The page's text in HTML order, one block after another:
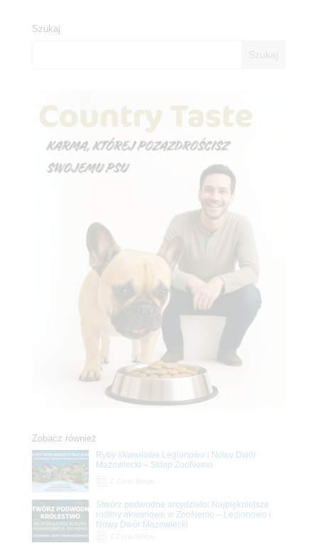
Szukaj
Zobacz również
Ryby akwariowe Legionowo i Nowy Dwór
Mazowiecki – Sklep ZooNemo
Stwórz podwodne arcydzieło: Najpiękniejsze
rośliny akwariowe w ZooNemo – Legionowo i
Nowy Dwór Mazowiecki